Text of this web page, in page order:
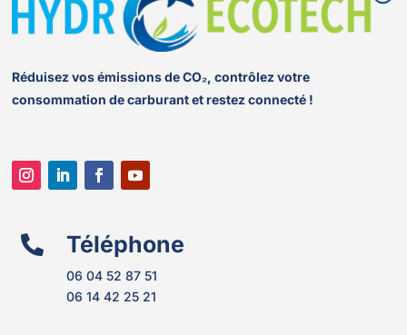
Réduisez vos émissions de CO₂, contrôlez votre
consommation de carburant et restez connecté !
 Téléphone
06 04 52 87 51
06 14 42 25 21